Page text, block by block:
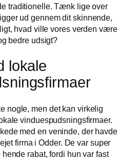
traditionelle. Tænk lige over
ud gennem dit skinnende,
hvad ville vores verden være
bedre udsigt?
lokale
nogle, men det kan virkelig
vinduespudsningsfirmaer.
med en veninde, der havde
firma i Odder. De var super
rabat, fordi hun var fast